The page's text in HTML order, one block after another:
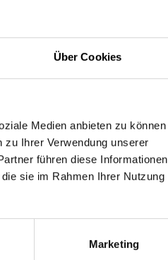
Über Cookies
Medien anbieten zu können
zu Ihrer Verwendung unserer
führen diese Informationen
sie im Rahmen Ihrer Nutzung
Marketing